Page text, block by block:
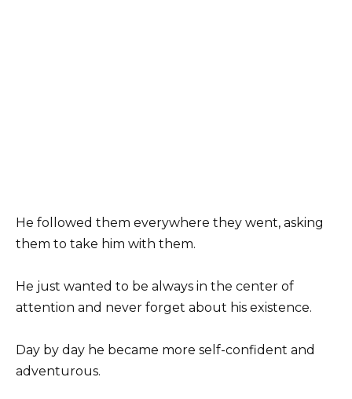
He followed them everywhere they went, asking
them to take him with them.
He just wanted to be always in the center of
attention and never forget about his existence.
Day by day he became more self-confident and
adventurous.